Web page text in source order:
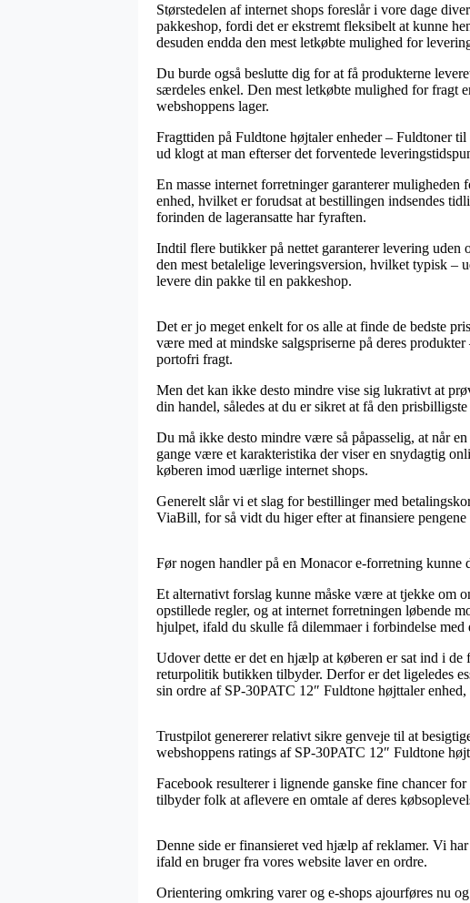
Størstedelen af internet shops foreslår i vore dage
pakkeshop, fordi det er ekstremt fleksibelt at kunne
desuden endda den mest letkøbte mulighed for
Du burde også beslutte dig for at få produkterne
særdeles enkel. Den mest letkøbte mulighed for fragt
webshoppens lager.
Fragttiden på Fuldtone højtaler enheder – Fuldtoner
ud klogt at man efterser det forventede
En masse internet forretninger garanterer
enhed, hvilket er forudsat at bestillingen indsendes
forinden de lageransatte har fyraften.
Indtil flere butikker på nettet garanterer levering uden
den mest betalelige leveringsversion, hvilket typisk
levere din pakke til en pakkeshop.
Det er jo meget enkelt for os alle at finde de bedste
være med at mindske salgspriserne på deres
portofri fragt.
Men det kan ikke desto mindre vise sig lukrativt at
din handel, således at du er sikret at få den prisbilligste
Du må ikke desto mindre være så påpasselig, at når
gange være et karakteristika der viser en snydagtig
køberen imod uærlige internet shops.
Generelt slår vi et slag for bestillinger med
ViaBill, for så vidt du higer efter at finansiere pengene
Før nogen handler på en Monacor e-forretning
Et alternativt forslag kunne måske være at tjekke om
opstillede regler, og at internet forretningen løbende
hjulpet, ifald du skulle få dilemmaer i forbindelse med
Udover dette er det en hjælp at køberen er sat ind i
returpolitik butikken tilbyder. Derfor er det ligeledes
sin ordre af SP-30PATC 12″ Fuldtone højttaler
Trustpilot genererer relativt sikre genveje til at
webshoppens ratings af SP-30PATC 12″ Fuldtone
Facebook resulterer i lignende ganske fine chancer
tilbyder folk at aflevere en omtale af deres
Denne side er finansieret ved hjælp af reklamer. Vi
ifald en bruger fra vores website laver en ordre.
Orientering omkring varer og e-shops ajourføres nu